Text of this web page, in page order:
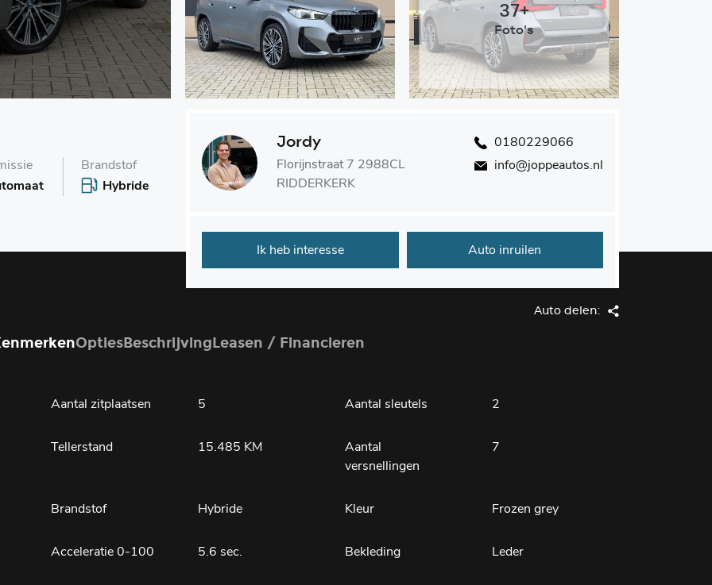
37+
Foto's
Brandstof
Hybride
Jordy
Florijnstraat 7 2988CL
RIDDERKERK
0180229066
info@joppeautos.nl
Ik heb interesse Auto inruilen
Auto delen:
OptiesBeschrijvingLeasen / Financieren
Aantal zitplaatsen 5 Aantal sleutels 2
Tellerstand 15.485 KM
Aantal
versnellingen
7
Brandstof Hybride Kleur Frozen grey
Acceleratie 0-100 5.6 sec. Bekleding Leder